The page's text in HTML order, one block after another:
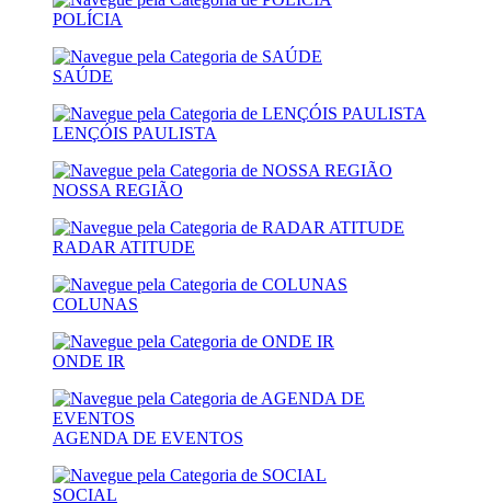
POLÍCIA
SAÚDE
LENÇÓIS PAULISTA
NOSSA REGIÃO
RADAR ATITUDE
COLUNAS
ONDE IR
AGENDA DE EVENTOS
SOCIAL